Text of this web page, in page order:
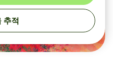
추적